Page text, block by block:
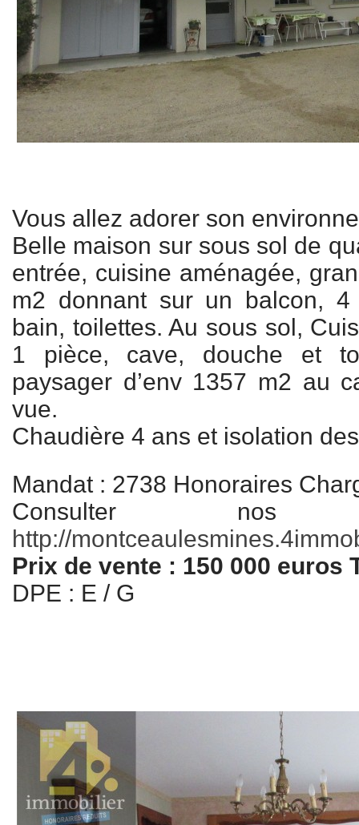
Vous allez adorer son
Belle maison sur sous sol de
entrée, cuisine aménagée,
m2 donnant sur un balcon,
bain, toilettes. Au sous sol,
1 pièce, cave, douche et
paysager d’env 1357 m2 au
vue.
Chaudière 4 ans et isolation
Mandat : 2738 Honoraires
Consulter
http://
Prix de vente : 150 000 euros
DPE : E / G